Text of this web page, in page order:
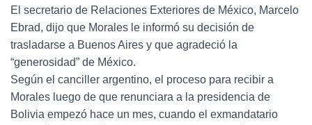
El secretario de Relaciones Exteriores de México, Marcelo
Ebrad, dijo que Morales le informó su decisión de
trasladarse a Buenos Aires y que agradeció la
“generosidad” de México.
Según el canciller argentino, el proceso para recibir a
Morales luego de que renunciara a la presidencia de
Bolivia empezó hace un mes, cuando el exmandatario